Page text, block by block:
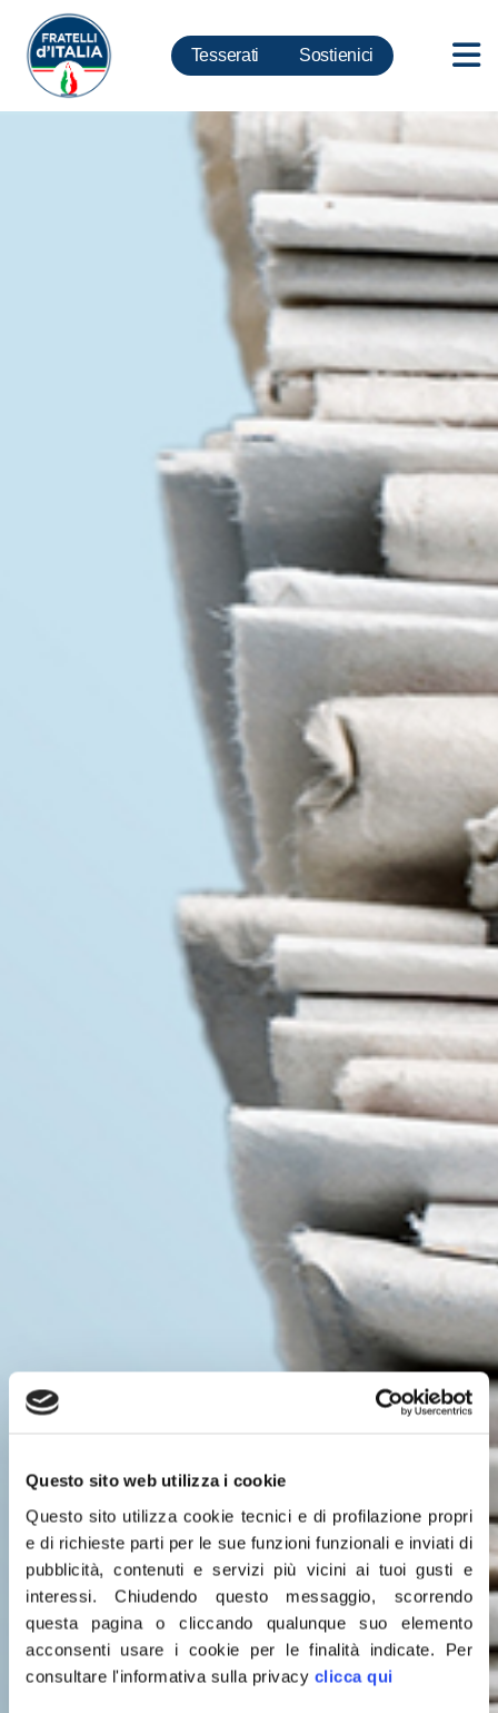
Questo sito web utilizza i cookie
Questo sito utilizza cookie tecnici e di profilazione propri
e di richieste parti per le sue funzioni funzionali e inviati di
pubblicità, contenuti e servizi più vicini ai tuoi gusti e
interessi.Chiudendo questo messaggio, scorrendo
questa pagina o cliccando qualunque suo elemento
acconsenti usare i cookie per le finalità indicate. Per
consultare l'informativa sulla privacy clicca qui
Tesserati Sostienici